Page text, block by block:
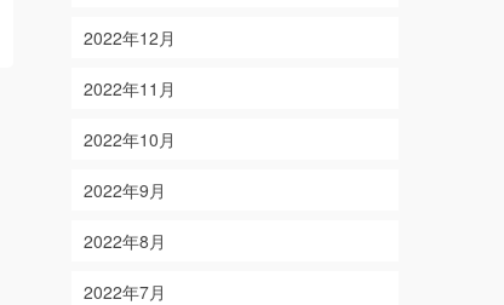
More2022年12月
2022年11月
2022年10月
2022年9月
2022年8月
2022年7月